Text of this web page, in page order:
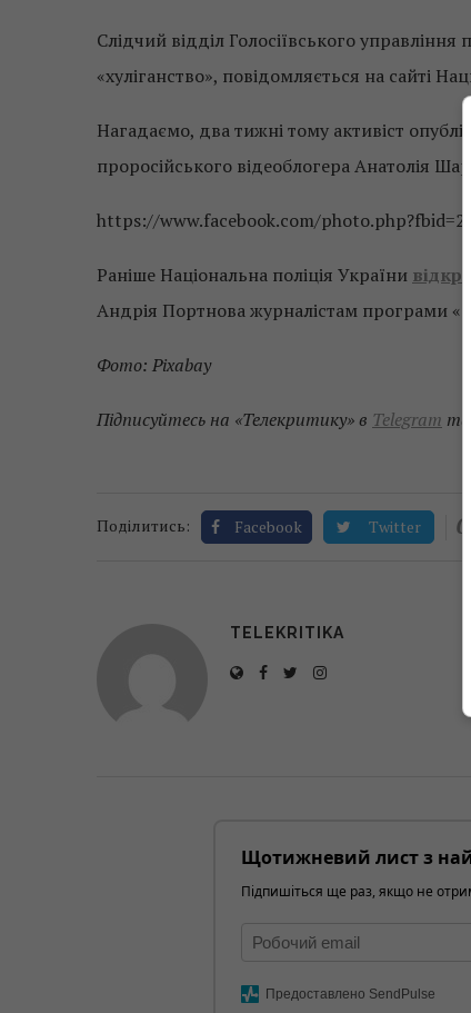
Слідчий відділ Голосіївського управління
«хуліганство», повідомляється на сайті
Нагадаємо, два тижні тому активіст
проросійського відеоблогера Анатолія
https://www.facebook.com/
Раніше Національна поліція України
Андрія Портнова журналістам програми
Фото: Pixabay
Підписуйтесь на «Телекритику» в Telegram та
Поділитись: Facebook Twitter 0
TELEKRITIKA
Щотижневий лист з
Підпишіться ще раз, якщо не
Предоставлено SendPulse